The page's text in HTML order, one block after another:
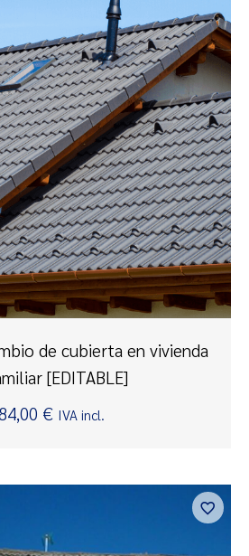
de cubierta en vivienda
[EDITABLE]
€ IVA incl.